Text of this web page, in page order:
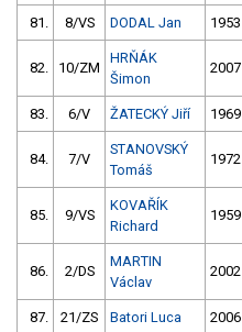
81. 8/VS DODAL Jan 1953
82. 10/ZM
HRŇÁK
Šimon
2007
83. 6/V ŽATECKÝ Jiří 1969
84. 7/V
STANOVSKÝ
Tomáš
1972
85. 9/VS
KOVAŘÍK
Richard
1959
86. 2/DS
MARTIN
Václav
2002
87. 21/ZS Batori Luca 2006